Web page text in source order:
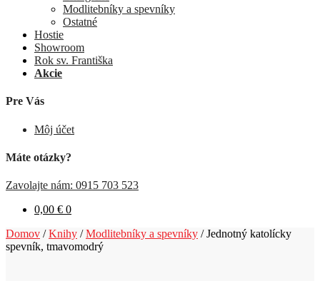
Modlitebníky a spevníky
Ostatné
Hostie
Showroom
Rok sv. Františka
Akcie
Pre Vás
Môj účet
Máte otázky?
Zavolajte nám: 0915 703 523
0,00 € 0
Domov /Knihy /Modlitebníky a spevníky /Jednotný katolícky
spevník, tmavomodrý